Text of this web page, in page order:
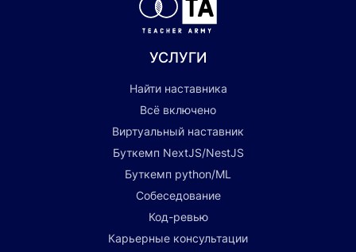
УСЛУГИ
Найти наставника
Всё включено
Виртуальный наставник
Буткемп NextJS/NestJS
Буткемп python/ML
Собеседование
Код-ревью
Карьерные консультации